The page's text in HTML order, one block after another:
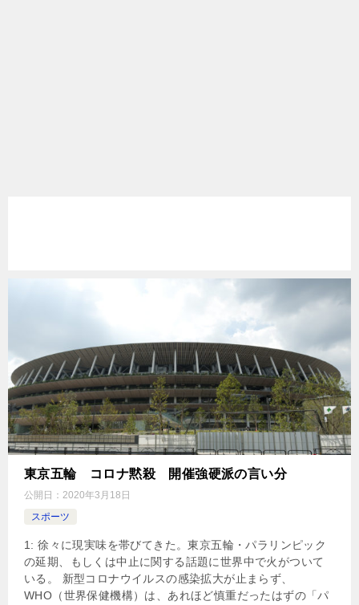
東京五輪 コロナ黙殺 開催強硬派の言い分
公開日： 2020年3月18日
スポーツ
1: 徐々に現実味を帯びてきた。東京五輪・パラリンピック
の延期、もしくは中止に関する話題に世界中で火がついて
いる。 新型コロナウイルスの感染拡大が止まらず、
WHO（世界保健機構）は、あれほど慎重だったはずの「パ